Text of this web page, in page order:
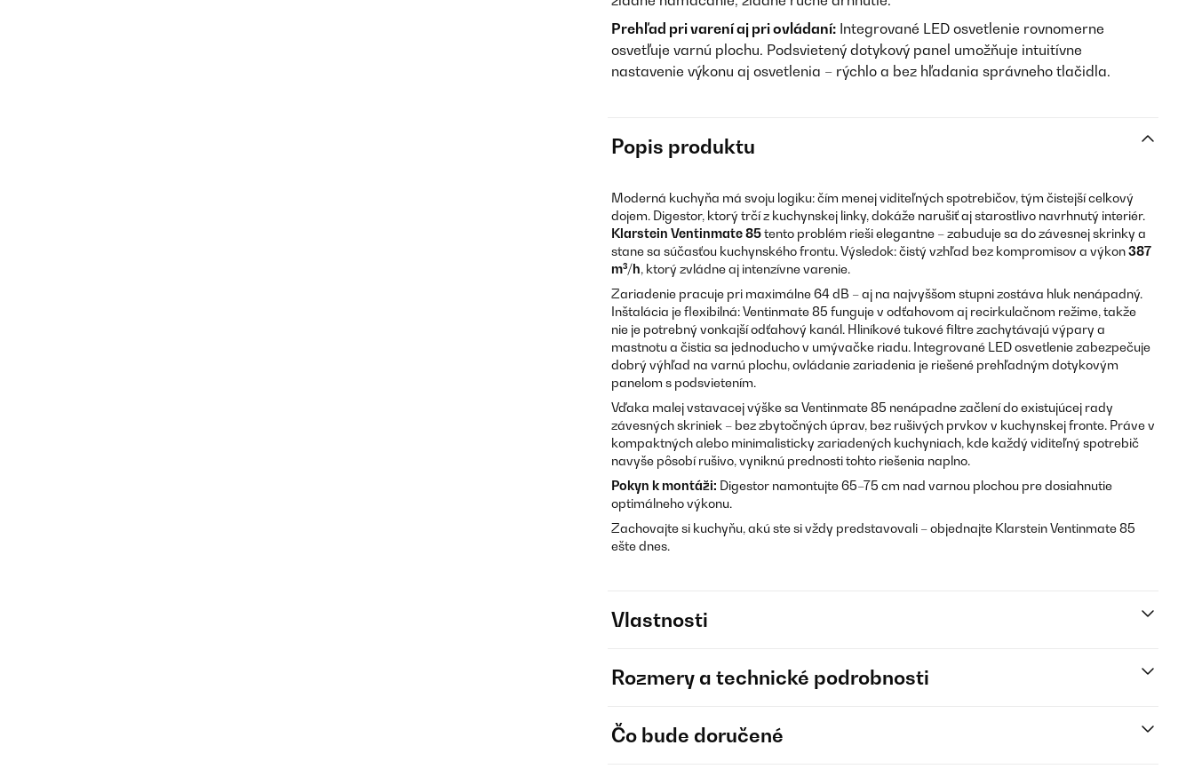
Prehľad pri varení aj pri ovládaní: Integrované LED osvetlenie rovnomerne
osvetľuje varnú plochu. Podsvietený dotykový panel umožňuje intuitívne
nastavenie výkonu aj osvetlenia – rýchlo a bez hľadania správneho tlačidla.
Popis produktu
Moderná kuchyňa má svoju logiku: čím menej viditeľných spotrebičov, tým čistejší celkový
dojem. Digestor, ktorý trčí z kuchynskej linky, dokáže narušiť aj starostlivo navrhnutý interiér.
Klarstein Ventinmate 85tento problém rieši elegantne – zabuduje sa do závesnej skrinky a
stane sa súčasťou kuchynského frontu. Výsledok: čistý vzhľad bez kompromisov a výkon387
m³/h, ktorý zvládne aj intenzívne varenie.
Zariadenie pracuje pri maximálne 64 dB – aj na najvyššom stupni zostáva hluk nenápadný.
Inštalácia je flexibilná: Ventinmate 85 funguje v odťahovom aj recirkulačnom režime, takže
nie je potrebný vonkajší odťahový kanál. Hliníkové tukové filtre zachytávajú výpary a
mastnotu a čistia sa jednoducho v umývačke riadu. Integrované LED osvetlenie zabezpečuje
dobrý výhľad na varnú plochu, ovládanie zariadenia je riešené prehľadným dotykovým
panelom s podsvietením.
Vďaka malej vstavacej výške sa Ventinmate 85 nenápadne začlení do existujúcej rady
závesných skriniek – bez zbytočných úprav, bez rušivých prvkov v kuchynskej fronte. Práve v
kompaktných alebo minimalisticky zariadených kuchyniach, kde každý viditeľný spotrebič
navyše pôsobí rušivo, vyniknú prednosti tohto riešenia naplno.
Pokyn k montáži: Digestor namontujte 65–75 cm nad varnou plochou pre dosiahnutie
optimálneho výkonu.
Zachovajte si kuchyňu, akú ste si vždy predstavovali – objednajte Klarstein Ventinmate 85
ešte dnes.
Vlastnosti
Rozmery a technické podrobnosti
Čo bude doručené